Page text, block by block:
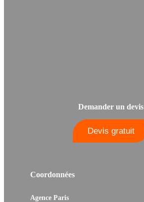
Demander un devis
Devis gratuit
Coordonnées
Agence Paris